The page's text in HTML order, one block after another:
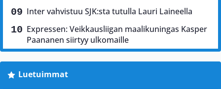
Inter vahvistuu SJK:sta tutulla Lauri Laineella
Expressen: Veikkausliigan maalikuningas Kasper
Paananen siirtyy ulkomaille
Luetuimmat